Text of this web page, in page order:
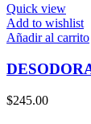
original
era:
$790.00.
Quick view
Add to wishlist
Añadir al carrito
$245.00